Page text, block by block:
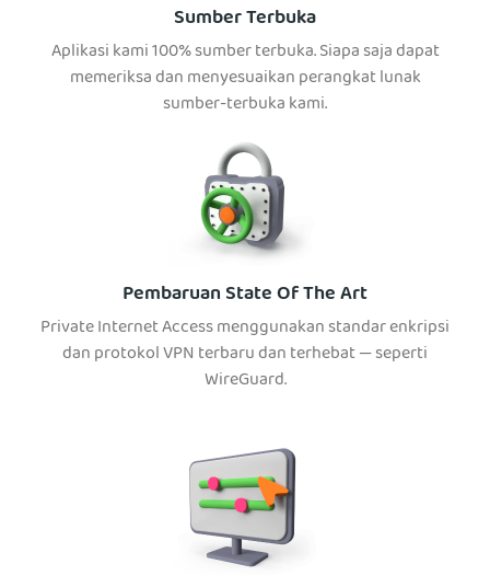
Sumber Terbuka
Aplikasi kami 100% sumber terbuka. Siapa saja dapat
memeriksa dan menyesuaikan perangkat lunak
sumber-terbuka kami.
Pembaruan State Of The Art
Private Internet Access menggunakan standar enkripsi
dan protokol VPN terbaru dan terhebat — seperti
WireGuard.